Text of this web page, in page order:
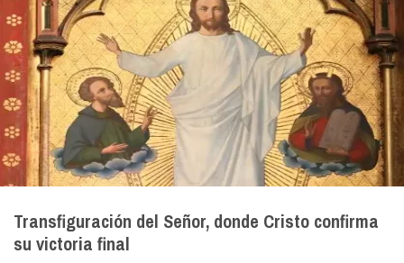
Transfiguración del Señor, donde Cristo confirma
su victoria final